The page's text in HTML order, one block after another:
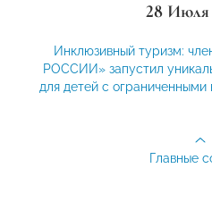
28 Июля
Инклюзивный туризм:
РОССИИ» запустил
для детей с ограниченными
Главные